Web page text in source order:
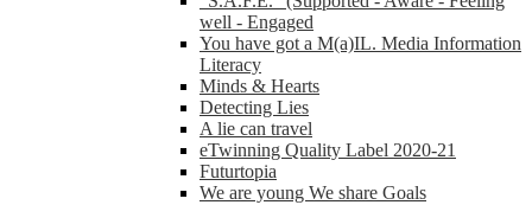
well - Engaged
You have got a M(a)IL. Media Information
Literacy
Minds & Hearts
Detecting Lies
A lie can travel
eTwinning Quality Label 2020-21
Futurtopia
We are young We share Goals